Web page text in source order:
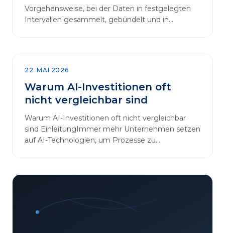
Vorgehensweise, bei der Daten in festgelegten
Intervallen gesammelt, gebündelt und in
22. MAI 2026
Warum AI-Investitionen oft
nicht vergleichbar sind
Warum AI-Investitionen oft nicht vergleichbar
sind EinleitungImmer mehr Unternehmen setzen
auf AI-Technologien, um Prozesse zu
verschaffen. In diesem Artikel betrachten wir die
Projekte oft irreführend ist. Außerdem zeigen wir,